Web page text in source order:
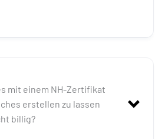
mit einem NH-Zertifikat
erstellen zu lassen
billig?